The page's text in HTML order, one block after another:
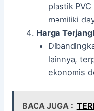
plastik
memiliki
Harga
lainnya,
ekonomis
BACA JUGA :